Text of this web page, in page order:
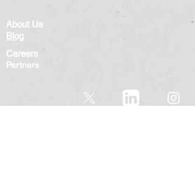
About Us
Blog
Careers
Partners